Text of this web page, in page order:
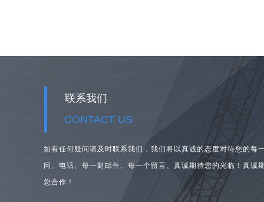
如有任何疑问请及时联系我们，我们将以真诚的态度对待您的每
问、 电话、每一封邮件、每一个留言、真诚期待您的光临！真诚
您合作！
联系我们
CONTACT US